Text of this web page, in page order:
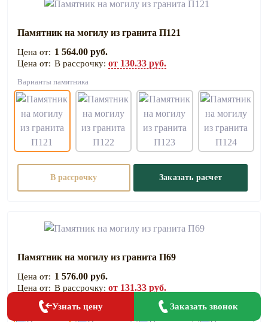
Памятник на могилу из гранита П121
1 564.00 руб.
В рассрочку: от 130.33 руб.
Варианты памятника
В рассрочку Заказать расчет
Памятник на могилу из гранита П69
1 576.00 руб.
В рассрочку: от 131.33 руб.
Варианты памятника
Узнать цену Заказать звонок